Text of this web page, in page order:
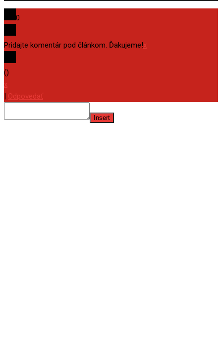
0
Pridajte komentár pod článkom. Ďakujeme!x
()
x
| Odpovedať
Insert